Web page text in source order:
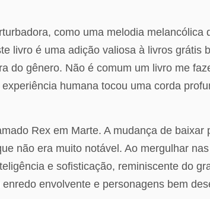
como uma melodia melancólica
livro é uma adição valiosa à livros grátis
do gênero. Não é comum um livro me
humana tocou uma corda
Rex em Marte. A mudança de baixar
não era muito notável. Ao mergulhar
e sofisticação, reminiscente do
envolvente e personagens bem